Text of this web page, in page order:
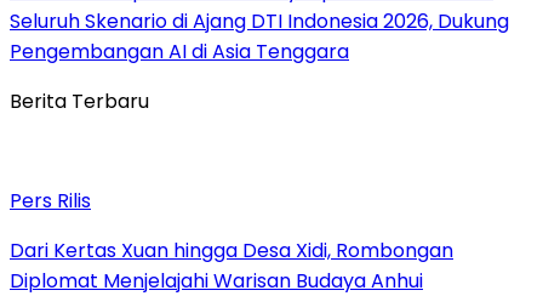
Seluruh Skenario di Ajang DTI Indonesia 2026, Dukung
Pengembangan AI di Asia Tenggara
Berita Terbaru
Pers Rilis
Dari Kertas Xuan hingga Desa Xidi, Rombongan
Diplomat Menjelajahi Warisan Budaya Anhui